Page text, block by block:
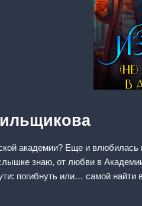
академии? Еще и
знаю, от любви в
погибнуть или… самой найти